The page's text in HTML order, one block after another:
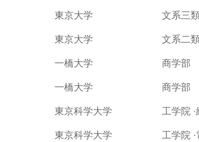
東京大学 文系三
東京大学 文系二
一橋大学 商学部
一橋大学 商学部
東京科学大学 工学院
東京科学大学 工学院